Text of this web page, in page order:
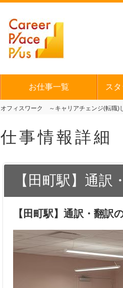
お仕事一覧 ス
オフィスワーク ～キャリアチェンジ(転職)
仕事情報詳細
【田町駅】通
【田町駅】通訳・翻